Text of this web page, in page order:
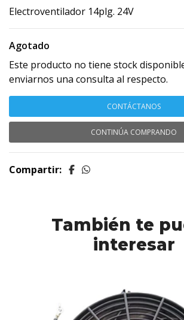
Electroventilador 14plg. 24V
Agotado
Este producto no tiene stock
enviarnos una consulta al respecto.
CONTÁCTANOS
CONTINÚA COMPRANDO
Compartir:
También te
interesar